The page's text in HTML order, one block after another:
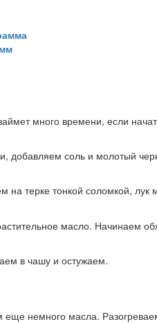
много времени, если
добавляем соль и молотый
на терке тонкой соломкой,
масло. Начинаем
в чашу и остужаем.
еще немного масла.